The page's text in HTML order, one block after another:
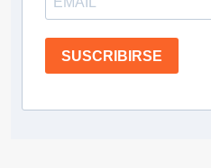
SUSCRIBIRSE